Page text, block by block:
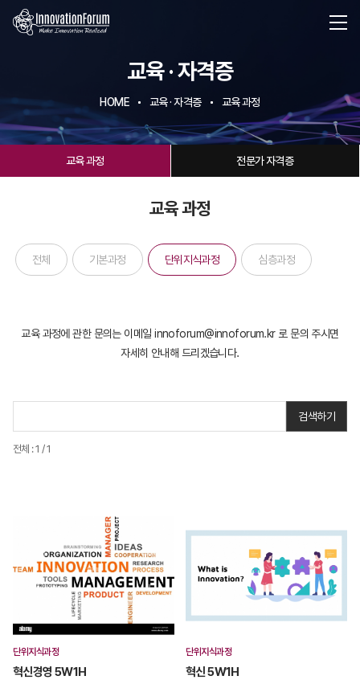
교육 · 자격증
HOME 교육 · 자격증 교육 과정
교육 과정 전문가 자격증
교육 과정
전체 기본과정 단위지식과정 심층과정
교육 과정에 관한 문의는 이메일 innoforum@innoforum.kr 로 문의 주시면
자세히 안내해 드리겠습니다.
전체 : 1 / 1
검색하기
단위지식과정
혁신경영 5W1H
단위지식과정
혁신 5W1H